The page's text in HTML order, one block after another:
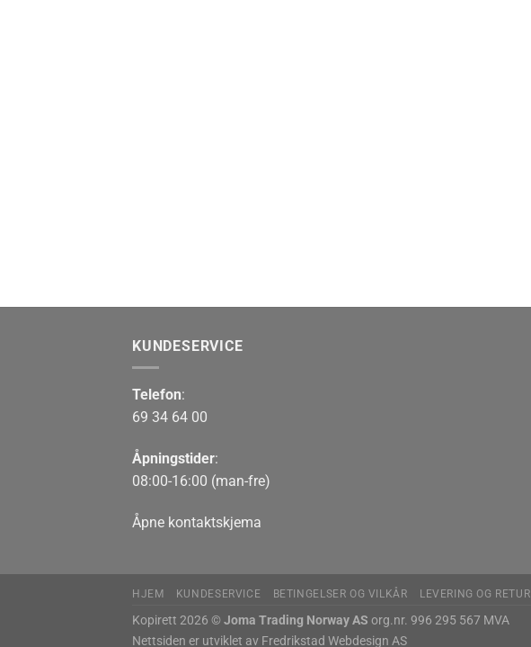
KUNDESERVICE
Telefon:
69 34 64 00
Åpningstider:
08:00-16:00 (man-fre)
Åpne kontaktskjema
HJEM KUNDESERVICE BETINGELSER OG VILKÅR LEVERING OG RETUR
Kopirett 2026 © Joma Trading Norway AS org.nr. 996 295 567 MVA
Nettsiden er utviklet av Fredrikstad Webdesign AS